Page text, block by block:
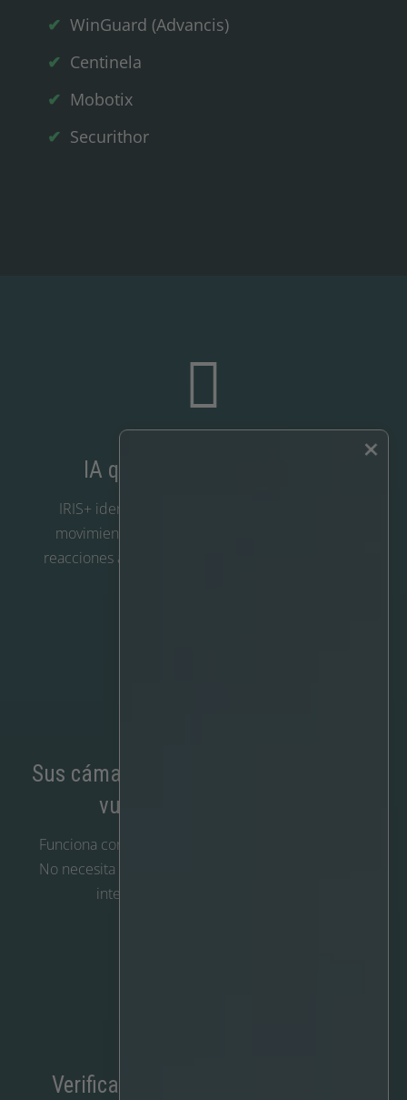
WinGuard (Advancis)
Centinela
Mobotix
Securithor

IA que marca la diferencia
IRIS+ identifica personas, vehículos (8 tipos) y
movimiento, filtrando el resto. Se acabaron las
reacciones a las sombras, el tiempo o las hojas en
Sus cámaras se quedan. El cerebro se
vuelve más inteligente.
Funciona con la configuración de cámara existente.
No necesita nuevo hardware. Solo un software más
inteligente que sabe qué ignorar.
Verificación de alarmas mediante
×